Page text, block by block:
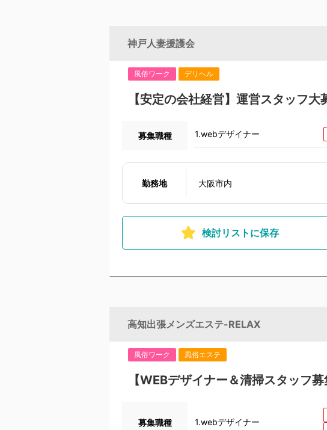
神戸人妻援護会
風俗ワーク デリヘル
【安定の会社経営】運営スタッフ大
募集職種 1.webデザイナー
勤務地 大阪市内
検討リストに保存
高知出張メンズエステ-RELAX
風俗ワーク 風俗エステ
【WEBデザイナー＆清掃スタッフ募
募集職種 1.webデザイナー